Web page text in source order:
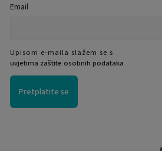
Email
Upisom e-maila slažem se s
uvjetima zaštite osobnih podataka
Pretplatite se